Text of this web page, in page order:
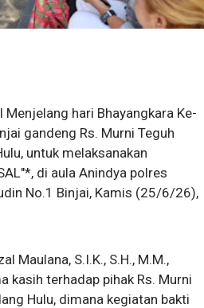
hari Bhayangkara Ke-
gandeng Rs. Murni Teguh
untuk melaksanakan
di aula Anindya polres
No.1 Binjai, Kamis (25/6/26),
Maulana, S.I.K., S.H., M.M.,
kasih terhadap pihak Rs. Murni
Hulu, dimana kegiatan bakti